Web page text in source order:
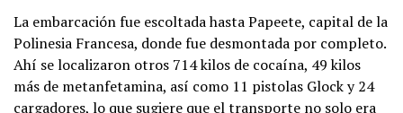
La embarcación fue escoltada hasta Papeete, capital de la
Polinesia Francesa, donde fue desmontada por completo.
Ahí se localizaron otros 714 kilos de cocaína, 49 kilos
más de metanfetamina, así como 11 pistolas Glock y 24
cargadores, lo que sugiere que el transporte no solo era